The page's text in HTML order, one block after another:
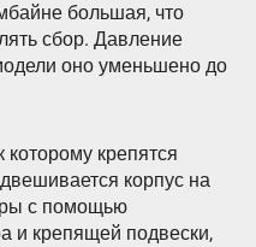
большая, что
сбор. Давление
оно уменьшено до
крепятся
корпус на
с помощью
и крепящей подвески,